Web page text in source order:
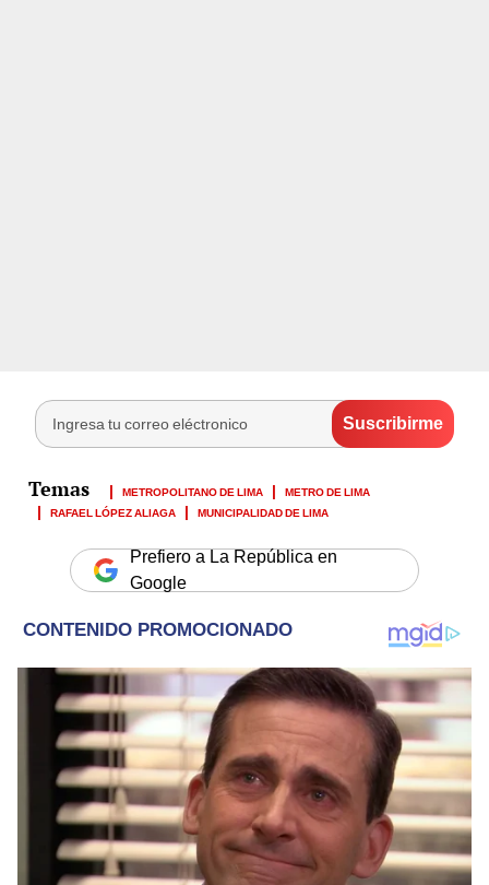
METROPOLITANO DE LIMA
METRO DE LIMA
RAFAEL LÓPEZ ALIAGA
MUNICIPALIDAD DE LIMA
Prefiero a La República en
Google